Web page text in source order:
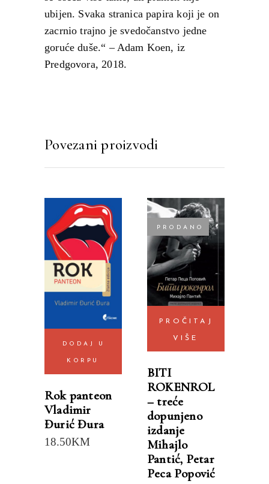
ubijen. Svaka stranica papira koji je on
zacrnio trajno je svedočanstvo jedne
goruće duše.“ – Adam Koen, iz
Predgovora, 2018.
Povezani proizvodi
DODAJ U
KORPU
Rok panteon
Vladimir
Đurić Đura
18.50KM
PRODANO
PROČITAJ
VIŠE
BITI
ROKENROL
– treće
dopunjeno
izdanje
Mihajlo
Pantić, Petar
Peca Popović